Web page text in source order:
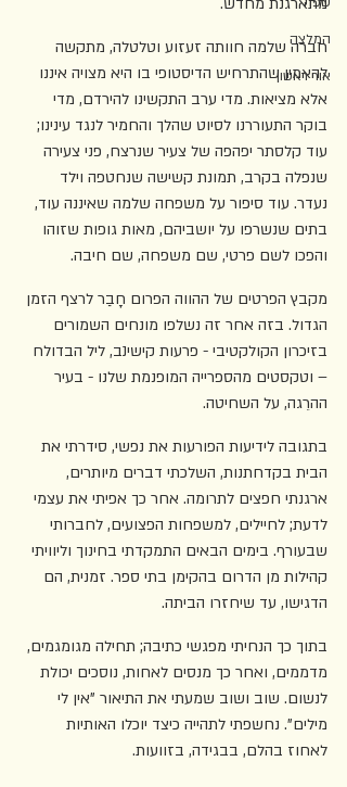
המלצה
אור ראשון
חברה שלמה חוותה זעזוע וטלטלה, מתקשה
להאמין שהתרחיש הדיסטופי בו היא מצויה איננו
אלא מציאות. מדי ערב התקשינו להירדם, מדי
בוקר התעוררנו לסיוט שהלך והחמיר לנגד עינינו;
עוד קלסתר יפהפה של צעיר שנרצח, פני צעירה
שנפלה בקרב, תמונת קשישה שנחטפה וילד
נעדר. עוד סיפור על משפחה שלמה שאיננה עוד,
בתים שנשרפו על יושביהם, מאות גופות שזוהו
והפכו לשם פרטי, שם משפחה, שם חיבה.
מקבץ הפרטים של ההווה הפרום חָבַר לרצף הזמן
הגדול. בזה אחר זה נשלפו מונחים השמורים
בזיכרון הקולקטיבי - פרעות קישינב, ליל הבדולח
– וטקסטים מהספרייה המופנמת שלנו - בעיר
ההרֵגה, על השחיטה.
בתגובה לידיעות הפורעות את נפשי, סידרתי את
הבית בקדחתנות, השלכתי דברים מיותרים,
ארגנתי חפצים לתרומה. אחר כך אפיתי את עצמי
לדעת; לחיילים, למשפחות הפצועים, לחברותי
שבעורף. בימים הבאים התמקדתי בחינוך וליוויתי
קהילות מן הדרום בהקימן בתי ספר. זמנית, הם
הדגישו, עד שיחזרו הביתה.
בתוך כך הנחיתי מפגשי כתיבה; תחילה מגומגמים,
מדממים, ואחר כך מנסים לאחות, נוסכים יכולת
לנשום. שוב ושוב שמעתי את התיאור "אין לי
מילים". נחשפתי לתהייה כיצד יוכלו האותיות
לאחוז בהלם, בבגידה, בזוועות.